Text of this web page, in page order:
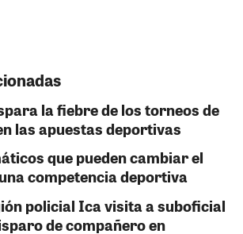
la fiebre de los torneos de
las apuestas deportivas
que pueden cambiar el
competencia deportiva
policial Ica visita a suboficial
de compañero en